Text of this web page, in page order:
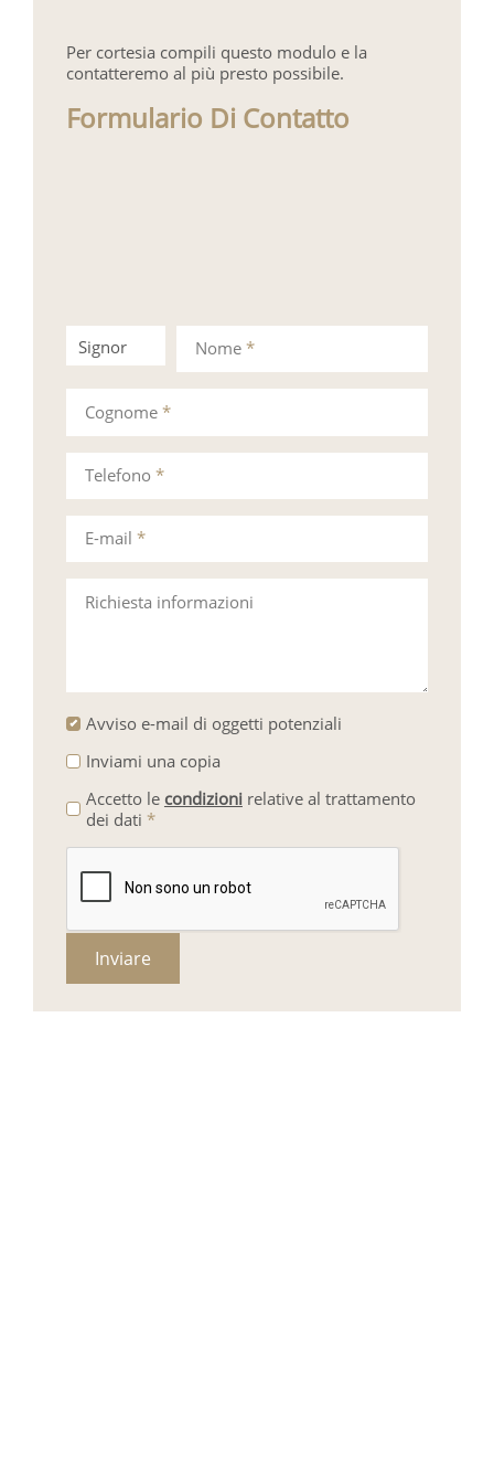
Per cortesia compili questo modulo e la
contatteremo al più presto possibile.
Formulario Di Contatto
Signor Signora
Nome *
Telefono *
Richiesta informazioni
Cognome *
E-mail *
Avviso e-mail di oggetti potenziali
Inviami una copia
Accetto le condizionirelative al trattamento
dei dati *
Inviare